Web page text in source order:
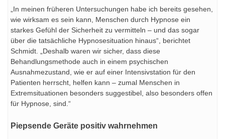
„In meinen früheren Untersuchungen habe ich bereits gesehen,
wie wirksam es sein kann, Menschen durch Hypnose ein
starkes Gefühl der Sicherheit zu vermitteln – und das sogar
über die tatsächliche Hypnosesituation hinaus“, berichtet
Schmidt. „Deshalb waren wir sicher, dass diese
Behandlungsmethode auch in einem psychischen
Ausnahmezustand, wie er auf einer Intensivstation für den
Patienten herrscht, helfen kann – zumal Menschen in
Extremsituationen besonders suggestibel, also besonders offen
für Hypnose, sind.“
Piepsende Geräte positiv wahrnehmen